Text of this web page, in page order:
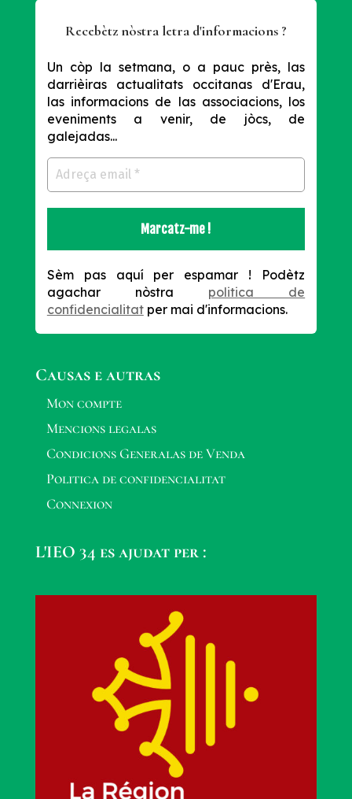
Recebètz nòstra letra d'informacions ?
Un còp la setmana, o a pauc près, las
darrièiras actualitats occitanas d'Erau,
las informacions de las associacions, los
eveniments a venir, de jòcs, de
galejadas...
Sèm pas aquí per espamar !
Podètz
agachar nòstra politica de
confidencialitatper mai d'informacions.
Causas e autras
Mon compte
Mencions legalas
Condicions Generalas de Venda
Politica de confidencialitat
Connexion
L'IEO 34 es ajudat per :